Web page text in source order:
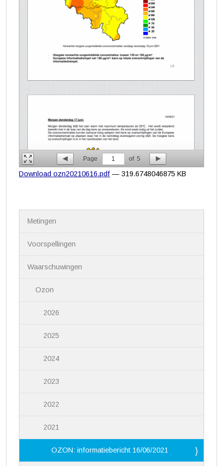
Page 1 of 5
Download ozn20210616.pdf — 319.6748046875 KB
Metingen
Voorspellingen
Waarschuwingen
Ozon
2026
2025
2024
2023
2022
2021
OZON: informatiebericht 16/06/2021